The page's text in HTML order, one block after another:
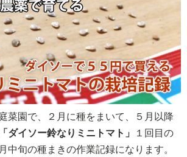
菜園で、２月に種をまいて、５月以降
「 ダイソー鈴なりミニトマト 」
１回目の
中旬の種まきの作業記録になります。